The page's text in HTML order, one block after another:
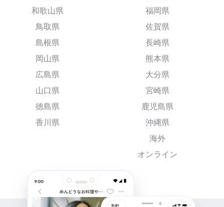
和歌山県
鳥取県
島根県
岡山県
広島県
山口県
徳島県
香川県
福岡県
佐賀県
長崎県
熊本県
大分県
宮崎県
鹿児島県
沖縄県
海外
オンライン